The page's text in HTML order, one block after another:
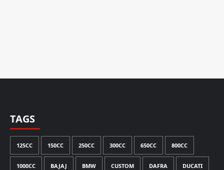
TAGS
125CC 150CC 250CC 300CC 650CC 800CC
1000CC BAJAJ BMW CUSTOM DAFRA DUCATI